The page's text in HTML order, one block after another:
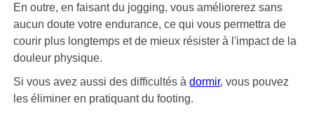
En outre, en faisant du jogging, vous améliorerez sans
aucun doute votre endurance, ce qui vous permettra de
courir plus longtemps et de mieux résister à l'impact de la
douleur physique.
Si vous avez aussi des difficultés àdormir, vous pouvez
les éliminer en pratiquant du footing.